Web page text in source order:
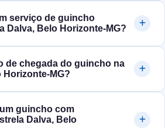
serviço de guincho
Dalva, Belo Horizonte‑MG?
de chegada do guincho na
guincho com
Dalva, Belo